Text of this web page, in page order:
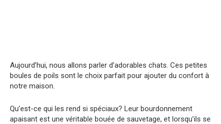
Aujourd’hui, nous allons parler d’adorables chats. Ces petites
boules de poils sont le choix parfait pour ajouter du confort à
notre maison.
Qu’est-ce qui les rend si spéciaux? Leur bourdonnement
apaisant est une véritable bouée de sauvetage, et lorsqu’ils se